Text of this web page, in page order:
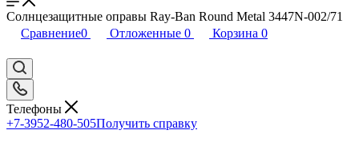
Солнцезащитные оправы Ray-Ban Round Metal 3447N-002/71
Сравнение0 Отложенные 0 Корзина 0
Телефоны
+7-3952-480-505Получить справку